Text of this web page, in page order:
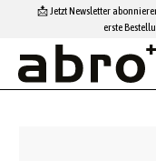
Zum Hauptinhalt springen
📩 Jetzt Newsletter
erste